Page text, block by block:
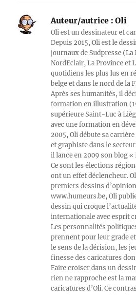
Auteur/autrice : Oli
Oli est un dessinateur et
Depuis 2015, Oli est le
journaux de Sudpresse (La
NordEclair, La Province et
quotidiens les plus lus en
belge et dans le nord de la
Après ses humanités, il
formation en illustration
supérieure Saint-Luc à
avec une formation en
2005, Oli débute sa
et graphiste dans le
il lance en 2009 son blog «
Ce sont les élections
ont un effet déclencheur.
premiers dessins
www.humeurs.be, Oli
dessin qui croque
internationale avec esprit
Les personnalités
prennent pour leur grade
le sens de la dérision, les
finesse des caricatures
Faire croiser dans un
rien ne rapproche est la
caricatures d’Oli. Ce